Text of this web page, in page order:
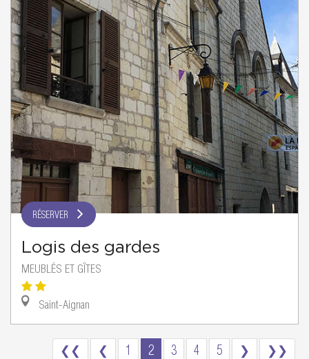
RÉSERVER
Logis des gardes
MEUBLÉS ET GÎTES
Saint-Aignan
❮❮ ❮ 1 2 3 4 5 ❯ ❯❯